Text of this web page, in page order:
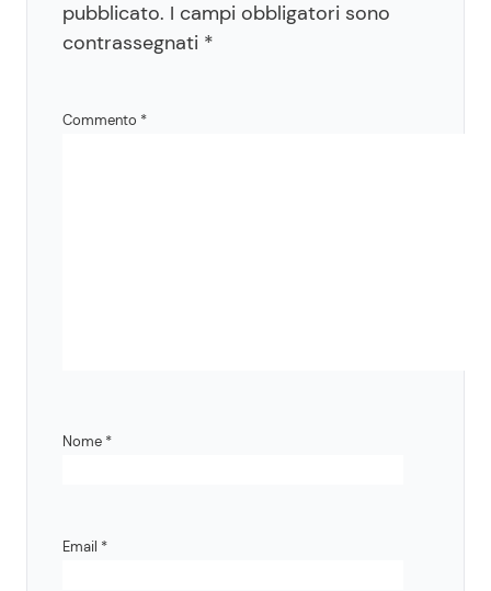
pubblicato. I campi obbligatori sono
contrassegnati *
Commento *
Nome *
Email *